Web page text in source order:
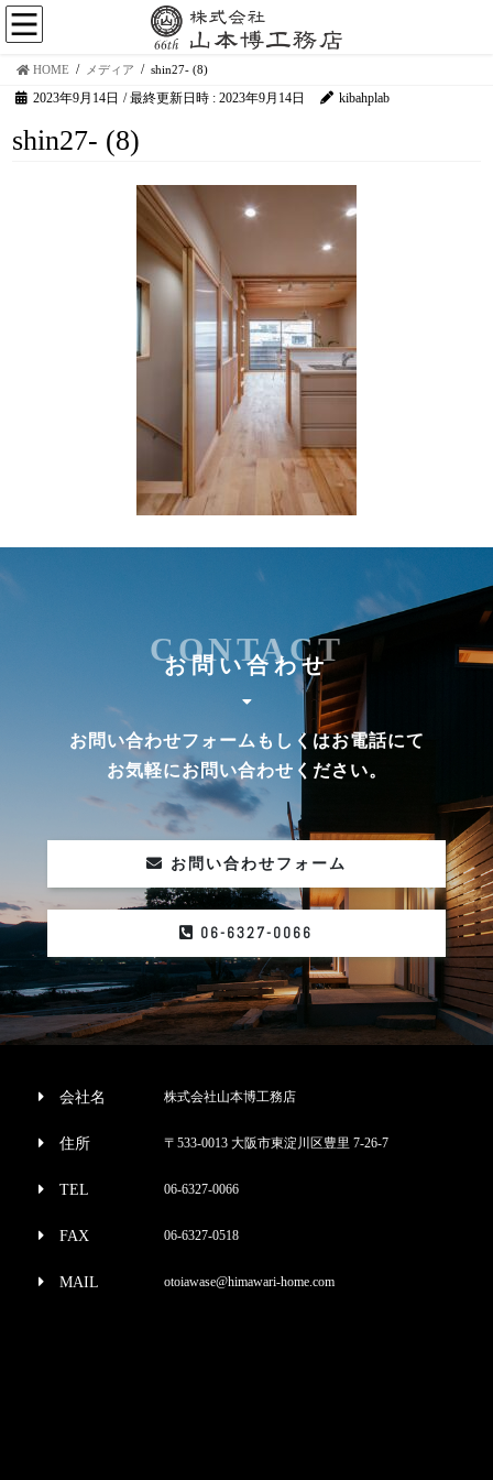
HOME メディア shin27- (8)
2023年9月14日 / 最終更新日時 :2023年9月14日 kibahplab
shin27- (8)
お問い合わせ
CONTACT
お問い合わせフォームもしくはお電話にて
お気軽にお問い合わせください。
お問い合わせフォーム
06-6327-0066
会社名 株式会社山本博工務店
住所 〒533-0013 大阪市東淀川区豊里 7-26-7
TEL 06-6327-0066
FAX 06-6327-0518
MAIL otoiawase@himawari-home.com